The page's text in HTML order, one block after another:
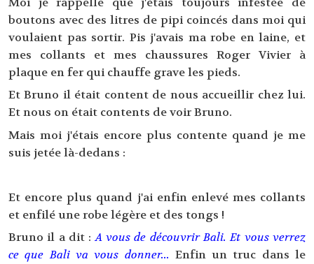
boutons avec des litres de pipi coincés dans moi qui
voulaient pas sortir. Pis j'avais ma robe en laine, et
mes collants et mes chaussures Roger Vivier à
plaque en fer qui chauffe grave les pieds.
Et Bruno il était content de nous accueillir chez lui.
Et nous on était contents de voir Bruno.
Mais moi j'étais encore plus contente quand je me
suis jetée là-dedans :
Et encore plus quand j'ai enfin enlevé mes collants
et enfilé une robe légère et des tongs !
Bruno il a dit :A vous de découvrir Bali. Et vous verrez
ce que Bali va vous donner... Enfin un truc dans le